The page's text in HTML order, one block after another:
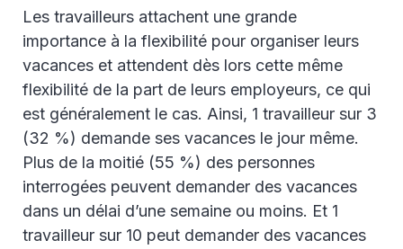
Les travailleurs attachent une grande
importance à la flexibilité pour organiser leurs
vacances et attendent dès lors cette même
flexibilité de la part de leurs employeurs, ce qui
est généralement le cas. Ainsi, 1 travailleur sur 3
(32 %) demande ses vacances le jour même.
Plus de la moitié (55 %) des personnes
interrogées peuvent demander des vacances
dans un délai d’une semaine ou moins. Et 1
travailleur sur 10 peut demander des vacances